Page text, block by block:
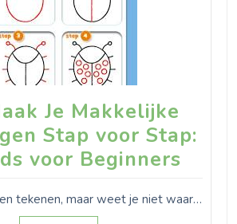
Je Makkelijke
Stap voor Stap:
voor Beginners
tekenen, maar weet je niet waar…